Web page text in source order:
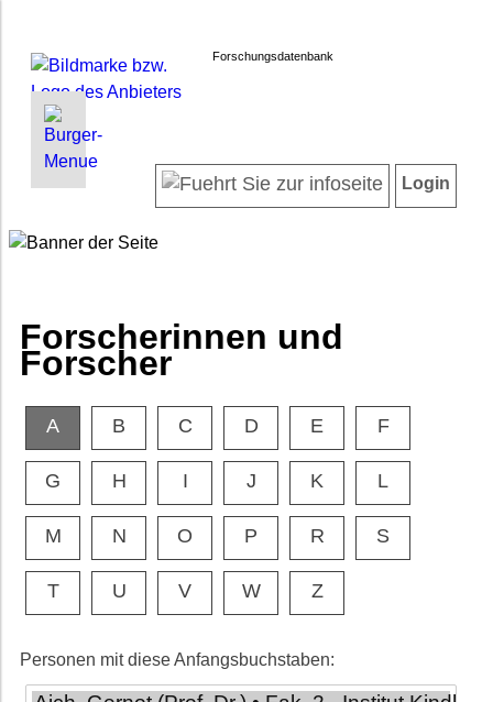
Forschungsdatenbank
INFORMATIONEN | SUCHEN
Forscherinnen und Forscher
Barrierefreiheit
LOGIN
Login
Forscherinnen und
Forscher
A B C D E F
G H I J K L
M N O P R S
T U V W Z
Personen mit diese Anfangsbuchstaben: